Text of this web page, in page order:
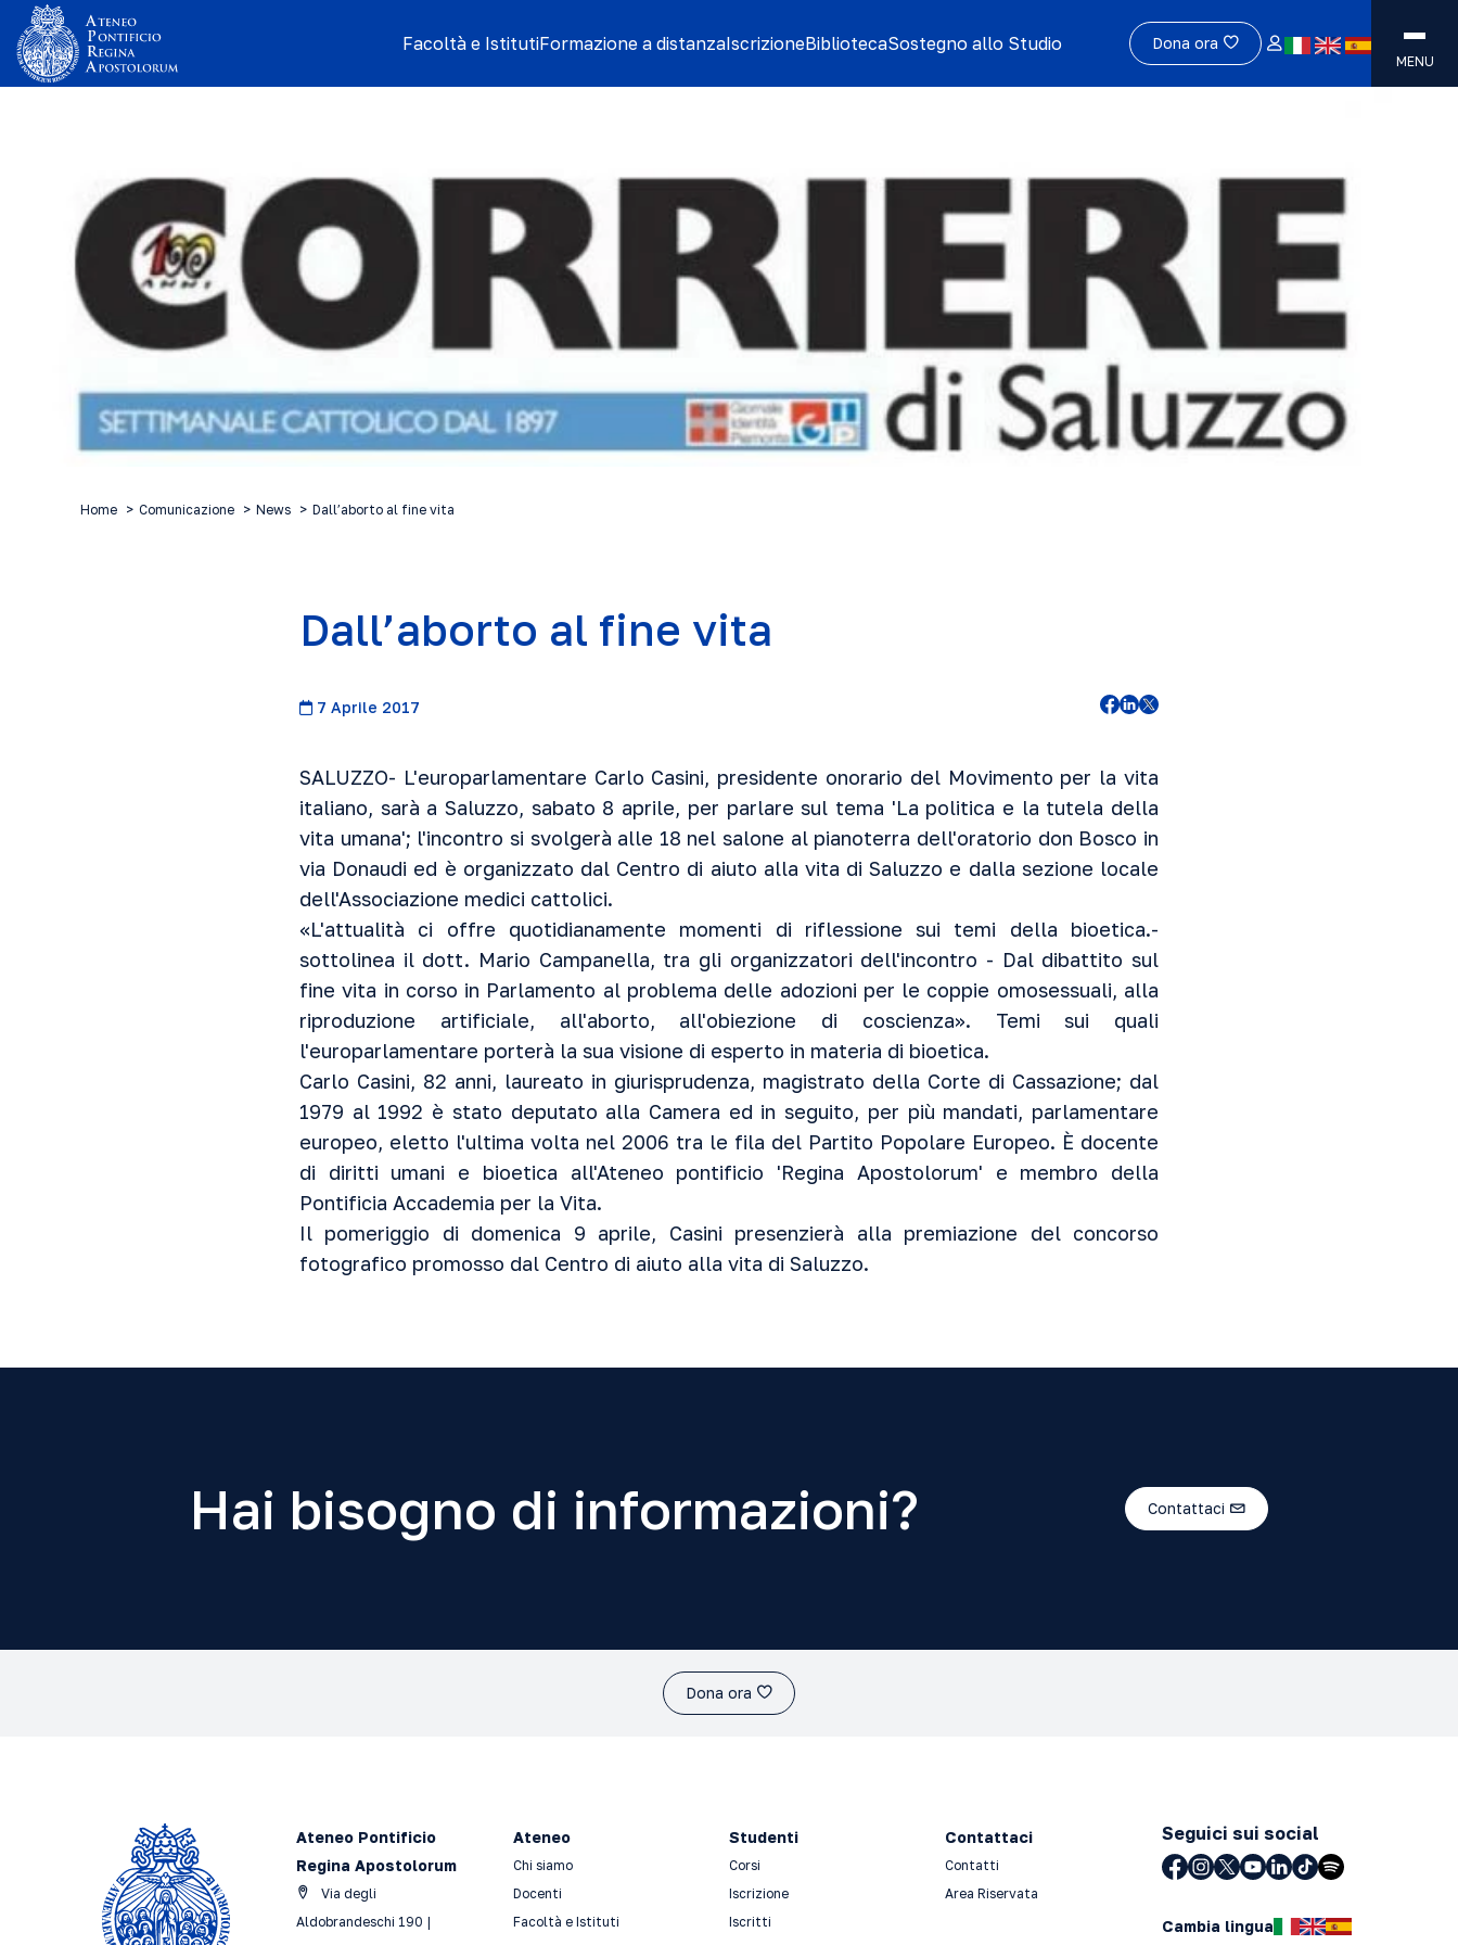
Facoltà e IstitutiFormazione a distanzaIscrizioneBibliotecaSostegno allo Studio Dona ora
MENU
Home Comunicazione News Dall’aborto al fine vita
Dall’aborto al fine vita
7 Aprile 2017
SALUZZO- L'europarlamentare Carlo Casini, presidente onorario del Movimento per la vita
italiano, sarà a Saluzzo, sabato 8 aprile, per parlare sul tema 'La politica e la tutela della
vita umana'; l'incontro si svolgerà alle 18 nel salone al pianoterra dell'oratorio don Bosco in
via Donaudi ed è organizzato dal Centro di aiuto alla vita di Saluzzo e dalla sezione locale
dell'Associazione medici cattolici.
«L'attualità ci offre quotidianamente momenti di riflessione sui temi della bioetica.-
sottolinea il dott. Mario Campanella, tra gli organizzatori dell'incontro - Dal dibattito sul
fine vita in corso in Parlamento al problema delle adozioni per le coppie omosessuali, alla
riproduzione artificiale, all'aborto, all'obiezione di coscienza». Temi sui quali
l'europarlamentare porterà la sua visione di esperto in materia di bioetica.
Carlo Casini, 82 anni, laureato in giurisprudenza, magistrato della Corte di Cassazione; dal
1979 al 1992 è stato deputato alla Camera ed in seguito, per più mandati, parlamentare
europeo, eletto l'ultima volta nel 2006 tra le fila del Partito Popolare Europeo. È docente
di diritti umani e bioetica all'Ateneo pontificio 'Regina Apostolorum' e membro della
Pontificia Accademia per la Vita.
Il pomeriggio di domenica 9 aprile, Casini presenzierà alla premiazione del concorso
fotografico promosso dal Centro di aiuto alla vita di Saluzzo.
Hai bisogno di informazioni? Contattaci
Dona ora
Ateneo Pontificio
Regina Apostolorum
Via degli
Aldobrandeschi 190 |
Ateneo
Chi siamo
Docenti
Facoltà e Istituti
Studenti
Corsi
Iscrizione
Iscritti
Contattaci
Contatti
Area Riservata
Seguici sui social
Cambia lingua